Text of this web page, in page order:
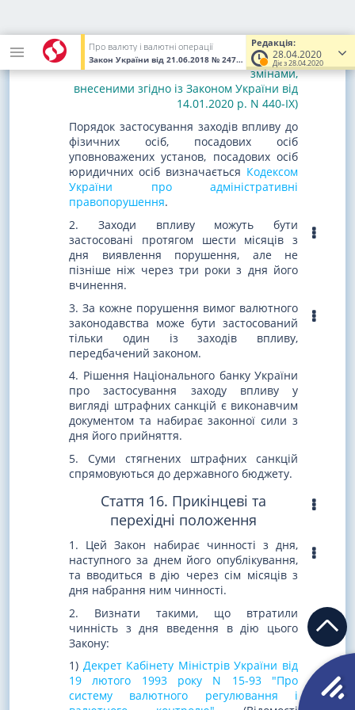
Редакція:
28.04.2020
Діє з 28.04.2020
Про валюту і валютні операції
Закон України від 21.06.2018 № 2473-VIII (Увага! Попередня
установ) -Кабінетом Міністрів України.
(абзац третій частини першої статті 15 із
змінами,
внесеними згідно із Законом України від
14.01.2020 р. N 440-IX)
Порядок застосування заходів впливу до
фізичних осіб, посадових осіб
уповноважених установ, посадових осіб
юридичних осіб визначається Кодексом
України про адміністративні
правопорушення.
2. Заходи впливу можуть бути
застосовані протягом шести місяців з
дня виявлення порушення, але не
пізніше ніж через три роки з дня його
вчинення.
3. За кожне порушення вимог валютного
законодавства може бути застосований
тільки один із заходів впливу,
передбачений законом.
4. Рішення Національного банку України
про застосування заходу впливу у
вигляді штрафних санкцій є виконавчим
документом та набирає законної сили з
дня його прийняття.
5. Суми стягнених штрафних санкцій
спрямовуються до державного бюджету.
Стаття 16. Прикінцеві та
перехідні положення
1. Цей Закон набирає чинності з дня,
наступного за днем його опублікування,
та вводиться в дію через сім місяців з
дня набрання ним чинності.
2. Визнати такими, що втратили
чинність з дня введення в дію цього
Закону:
1) Декрет Кабінету Міністрів України від
19 лютого 1993 року N 15-93 "Про
систему валютного регулювання і